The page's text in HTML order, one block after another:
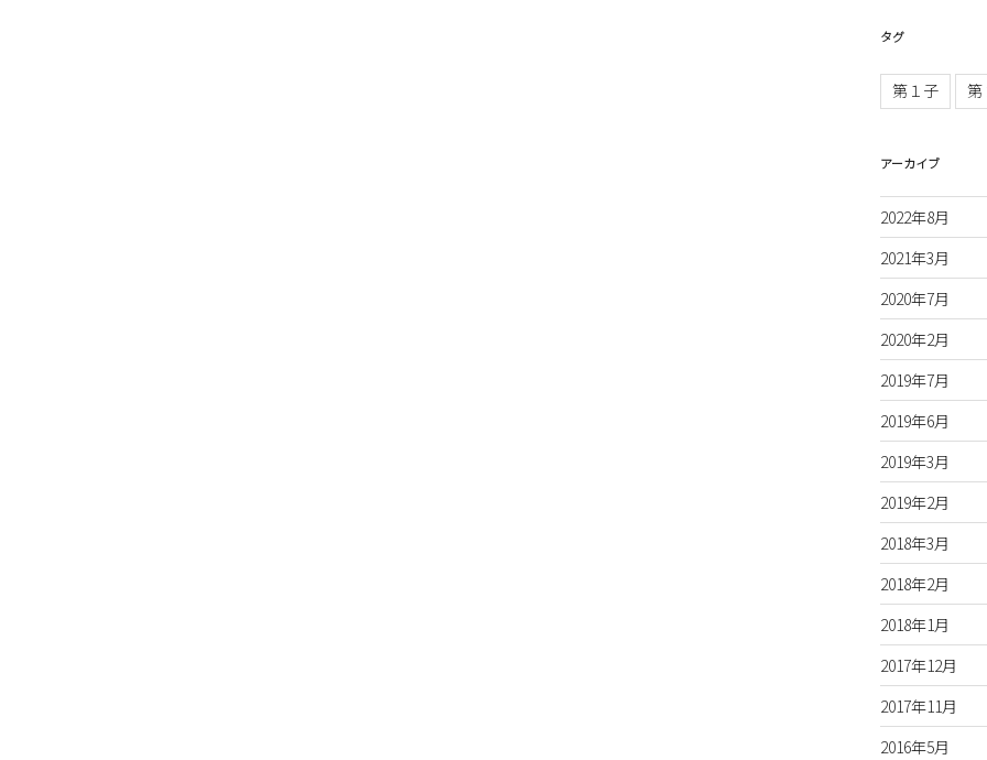
タグ
第１子 第
アーカイブ
2022年8月
2021年3月
2020年7月
2020年2月
2019年7月
2019年6月
2019年3月
2019年2月
2018年3月
2018年2月
2018年1月
2017年12月
2017年11月
2016年5月